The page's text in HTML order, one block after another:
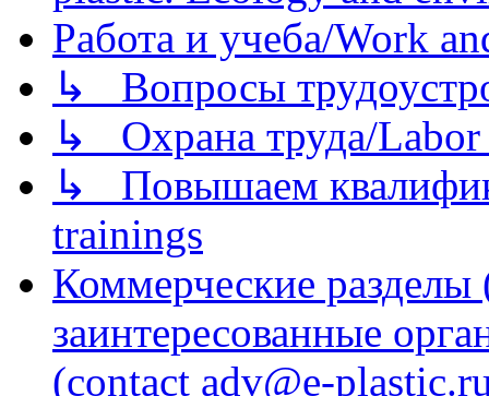
Работа и учеба/Work
↳ Вопросы
↳ Охрана труда/Labor
↳ Повышаем
trainings
Коммерческие
заинтересованные
(contact adv@e-